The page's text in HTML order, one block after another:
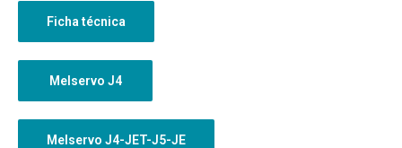
Ficha técnica
Melservo J4
Melservo J4-JET-J5-JE